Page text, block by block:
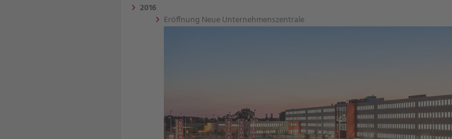
2016
Eröffnung Neue Unternehmenszentrale